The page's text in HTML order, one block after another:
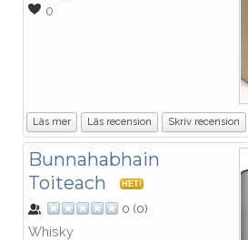
0
Läs mer Läs recension Skriv recension
Bunnahabhain
Toiteach
HET!
0 (0)
Whisky